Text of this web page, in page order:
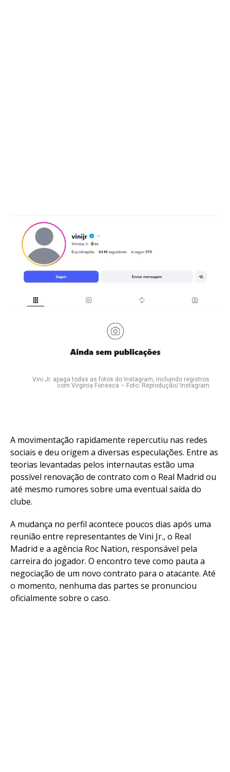
Vini Jr. apaga todas as fotos do Instagram, incluindo registros
com Virginia Fonseca – Foto: Reprodução/ Instagram
A movimentação rapidamente repercutiu nas redes
sociais e deu origem a diversas especulações. Entre as
teorias levantadas pelos internautas estão uma
possível renovação de contrato com o Real Madrid ou
até mesmo rumores sobre uma eventual saída do
clube.
A mudança no perfil acontece poucos dias após uma
reunião entre representantes de Vini Jr., o Real
Madrid e a agência Roc Nation, responsável pela
carreira do jogador. O encontro teve como pauta a
negociação de um novo contrato para o atacante. Até
o momento, nenhuma das partes se pronunciou
oficialmente sobre o caso.